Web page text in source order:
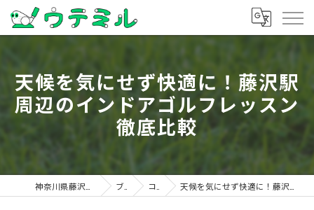
天候を気にせず快適に！藤沢駅
周辺のインドアゴルフレッスン
徹底比較
ブログ コラム 天候を気にせず快適に！藤沢駅周辺のインドアゴルフレッスン徹底比較